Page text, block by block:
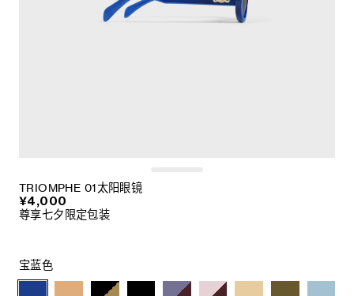
TRIOMPHE 01太阳眼镜
¥4,000
尊享七夕限定包装
宝蓝色